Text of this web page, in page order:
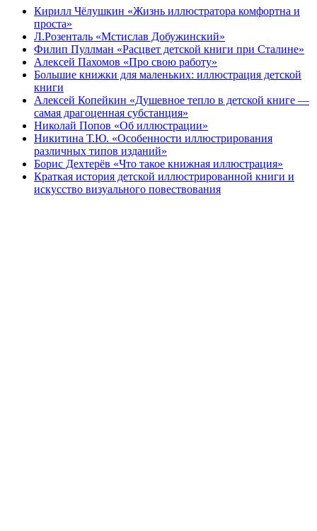
Кирилл Чёлушкин «Жизнь иллюстратора комфортна и
проста»
Л.Розенталь «Мстислав Добужинский»
Филип Пуллман «Расцвет детской книги при Сталине»
Алексей Пахомов «Про свою работу»
Большие книжки для маленьких: иллюстрация детской
книги
Алексей Копейкин «Душевное тепло в детской книге —
самая драгоценная субстанция»
Николай Попов «Об иллюстрации»
Никитина Т.Ю. «Особенности иллюстрирования
различных типов изданий»
Борис Дехтерёв «Что такое книжная иллюстрация»
Краткая история детской иллюстрированной книги и
искусство визуального повествования